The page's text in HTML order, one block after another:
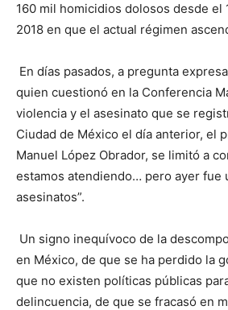
160 mil homicidios dolosos desde el
2018 en que el actual régimen
En días pasados, a pregunta
quien cuestionó en la Conferencia
violencia y el asesinato que se
Ciudad de México el día anterior, el
Manuel López Obrador, se limitó a
estamos atendiendo… pero ayer fue
asesinatos”.
Un signo inequívoco de la
en México, de que se ha perdido la
que no existen políticas públicas
delincuencia, de que se fracasó en